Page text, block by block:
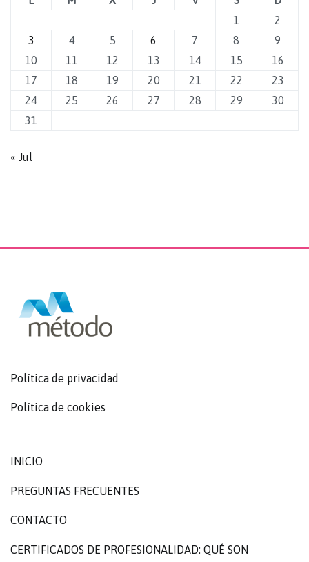
1
2
3
4 5 6 7 8
9
10
11 12 13 14 15
16
17
18 19 20 21 22
23
24
25 26 27 28 29
30
31
« Jul
Política de privacidad
Política de cookies
INICIO
PREGUNTAS FRECUENTES
CONTACTO
CERTIFICADOS DE PROFESIONALIDAD: QUÉ SON